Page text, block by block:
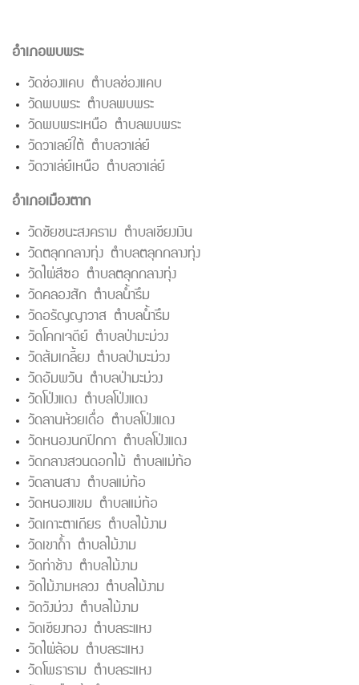
อำเภอพบพระ
วัดช่องแคบ ตำบลช่องแคบ
วัดพบพระ ตำบลพบพระ
วัดพบพระเหนือ ตำบลพบพระ
วัดวาเลย์ใต้ ตำบลวาเล่ย์
วัดวาเล่ย์เหนือ ตำบลวาเล่ย์
อำเภอเมืองตาก
วัดชัยชนะสงคราม ตำบลเชียงเงิน
วัดตลุกกลางทุ่ง ตำบลตลุกกลางทุ่ง
วัดไผ่สีซอ ตำบลตลุกกลางทุ่ง
วัดคลองสัก ตำบลน้ำรึม
วัดอรัญญาวาส ตำบลน้ำรึม
วัดโคกเจดีย์ ตำบลป่ามะม่วง
วัดส้มเกลี้ยง ตำบลป่ามะม่วง
วัดอัมพวัน ตำบลป่ามะม่วง
วัดโป่งแดง ตำบลโป่งแดง
วัดลานห้วยเดื่อ ตำบลโป่งแดง
วัดหนองนกปีกกา ตำบลโป่งแดง
วัดกลางสวนดอกไม้ ตำบลแม่ท้อ
วัดลานสาง ตำบลแม่ท้อ
วัดหนองแขม ตำบลแม่ท้อ
วัดเกาะตาเถียร ตำบลไม้งาม
วัดเขาถ้ำ ตำบลไม้งาม
วัดท่าช้าง ตำบลไม้งาม
วัดไม้งามหลวง ตำบลไม้งาม
วัดวังม่วง ตำบลไม้งาม
วัดเชียงทอง ตำบลระแหง
วัดไผ่ล้อม ตำบลระแหง
วัดโพธาราม ตำบลระแหง